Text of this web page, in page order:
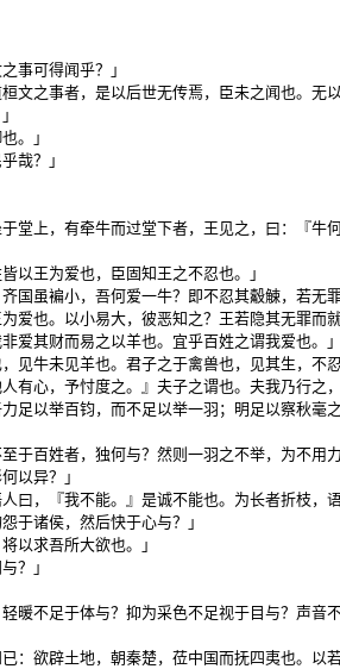
事可得闻乎？」
文之事者，是以后世无传焉，臣未之闻也。无
。」
哉？」
堂上，有牵牛而过堂下者，王见之，曰：『
以王为爱也，臣固知王之不忍也。」
国虽褊小，吾何爱一牛？即不忍其觳觫，若无
爱也。以小易大，彼恶知之？王若隐其无罪而
爱其财而易之以羊也。宜乎百姓之谓我爱也。
见牛未见羊也。君子之于禽兽也，见其生，不
有心，予忖度之。』夫子之谓也。夫我乃行
足以举百钧，而不足以举一羽；明足以察秋毫
至于百姓者，独何与？然则一羽之不举，为不
以异？」
曰，『我不能。』是诚不能也。为长者折枝
于诸侯，然后快于心与？」
以求吾所大欲也。」
？」
暖不足于体与？抑为采色不足视于目与？声
：欲辟土地，朝秦楚，莅中国而抚四夷也。以